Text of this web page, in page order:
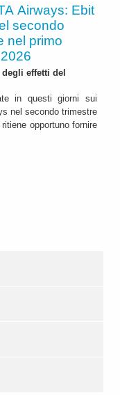
Airways: Ebit
secondo
nel primo
effetti del
in questi giorni sui
nel secondo trimestre
opportuno fornire